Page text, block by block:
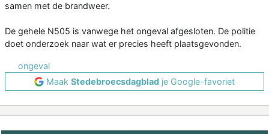
samen met de brandweer.
De gehele N505 is vanwege het ongeval afgesloten. De politie
doet onderzoek naar wat er precies heeft plaatsgevonden.
ongeval
Maak Stedebroecsdagblad je Google-favoriet